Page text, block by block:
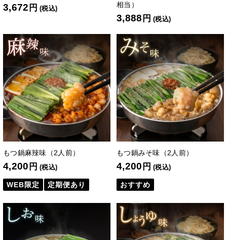
3,672 円 (税込)
相当）
3,888 円 (税込)
もつ鍋麻辣味（2人前）
4,200 円 (税込)
WEB限定 定期便あり
もつ鍋みそ味（2人前）
4,200 円 (税込)
おすすめ